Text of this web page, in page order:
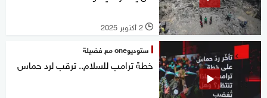
l 2 أكتوبر 2025
ستوديوone مع فضيلة
خطة ترامب للسلام.. ترقب لرد حماس